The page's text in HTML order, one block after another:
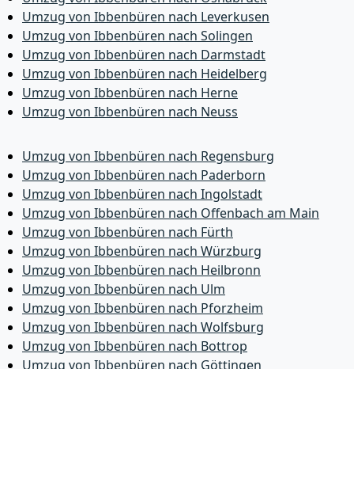
Umzug von Ibbenbüren nach Leverkusen
Umzug von Ibbenbüren nach Solingen
Umzug von Ibbenbüren nach Darmstadt
Umzug von Ibbenbüren nach Heidelberg
Umzug von Ibbenbüren nach Herne
Umzug von Ibbenbüren nach Neuss
Umzug von Ibbenbüren nach Regensburg
Umzug von Ibbenbüren nach Paderborn
Umzug von Ibbenbüren nach Ingolstadt
Umzug von Ibbenbüren nach Offenbach am Main
Umzug von Ibbenbüren nach Fürth
Umzug von Ibbenbüren nach Würzburg
Umzug von Ibbenbüren nach Heilbronn
Umzug von Ibbenbüren nach Ulm
Umzug von Ibbenbüren nach Pforzheim
Umzug von Ibbenbüren nach Wolfsburg
Umzug von Ibbenbüren nach Bottrop
Umzug von Ibbenbüren nach Göttingen